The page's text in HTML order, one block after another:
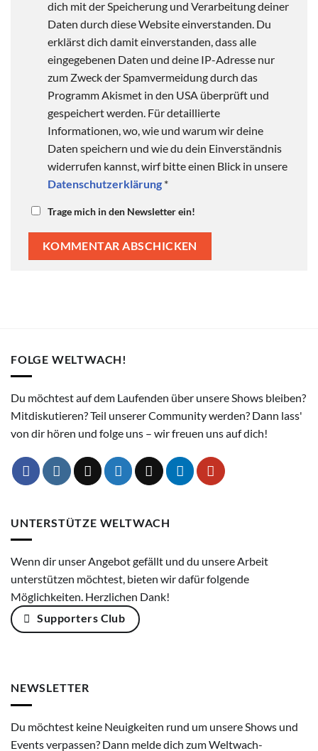
dich mit der Speicherung und Verarbeitung deiner
Daten durch diese Website einverstanden. Du
erklärst dich damit einverstanden, dass alle
eingegebenen Daten und deine IP-Adresse nur
zum Zweck der Spamvermeidung durch das
Programm Akismet in den USA überprüft und
gespeichert werden. Für detaillierte
Informationen, wo, wie und warum wir deine
Daten speichern und wie du dein Einverständnis
widerrufen kannst, wirf bitte einen Blick in unsere
Datenschutzerklärung *
Trage mich in den Newsletter ein!
FOLGE WELTWACH!
Du möchtest auf dem Laufenden über unsere Shows bleiben?
Mitdiskutieren? Teil unserer Community werden? Dann lass'
von dir hören und folge uns – wir freuen uns auf dich!
UNTERSTÜTZE WELTWACH
Wenn dir unser Angebot gefällt und du unsere Arbeit
unterstützen möchtest, bieten wir dafür folgende
Möglichkeiten. Herzlichen Dank!
Supporters Club
NEWSLETTER
Du möchtest keine Neuigkeiten rund um unsere Shows und
Events verpassen? Dann melde dich zum Weltwach-